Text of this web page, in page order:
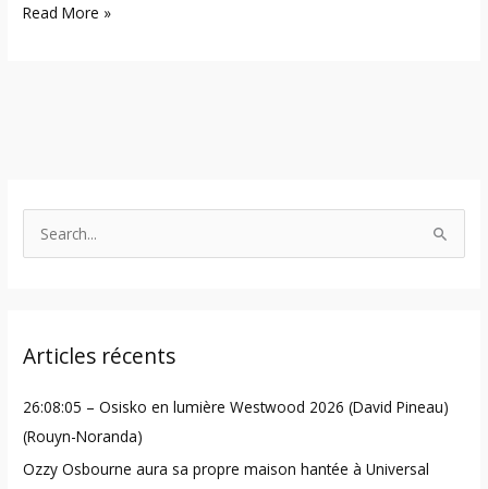
Read More »
c
f
o
r
Articles récents
26:08:05 – Osisko en lumière Westwood 2026 (David Pineau)
(Rouyn-Noranda)
Ozzy Osbourne aura sa propre maison hantée à Universal